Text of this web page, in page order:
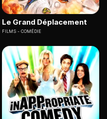
Le Grand Déplacement
FILMS COMÉDIE